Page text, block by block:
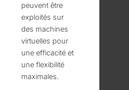
peuvent être
exploités sur
des machines
virtuelles pour
une efficacité et
une flexibilité
maximales.